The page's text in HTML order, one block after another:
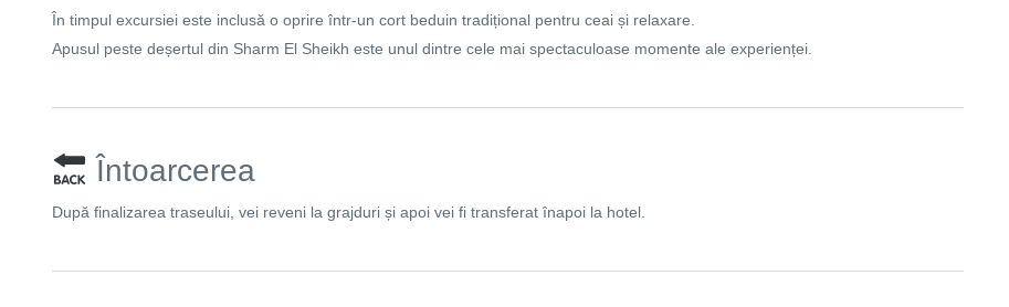
În timpul excursiei este inclusă o oprire într-un cort beduin tradițional pentru ceai și relaxare.
Apusul peste deșertul din Sharm El Sheikh este unul dintre cele mai spectaculoase momente ale experienței.
Întoarcerea
După finalizarea traseului, vei reveni la grajduri și apoi vei fi transferat înapoi la hotel.